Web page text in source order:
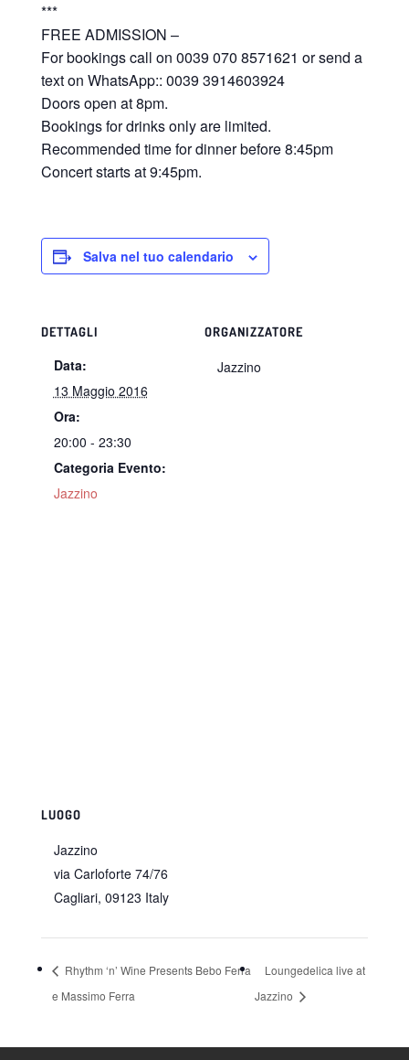
***
FREE ADMISSION –
For bookings call on 0039 070 8571621 or send a
text on WhatsApp:: 0039 3914603924
Doors open at 8pm.
Bookings for drinks only are limited.
Recommended time for dinner before 8:45pm
Concert starts at 9:45pm.
Salva nel tuo calendario
DETTAGLI
Data:
13 Maggio 2016
Ora:
20:00 - 23:30
Categoria Evento:
Jazzino
ORGANIZZATORE
Jazzino
LUOGO
Jazzino
via Carloforte 74/76
Cagliari, 09123 Italy
Rhythm ‘n’ Wine Presents Bebo Ferra
e Massimo Ferra
Loungedelica live at
Jazzino